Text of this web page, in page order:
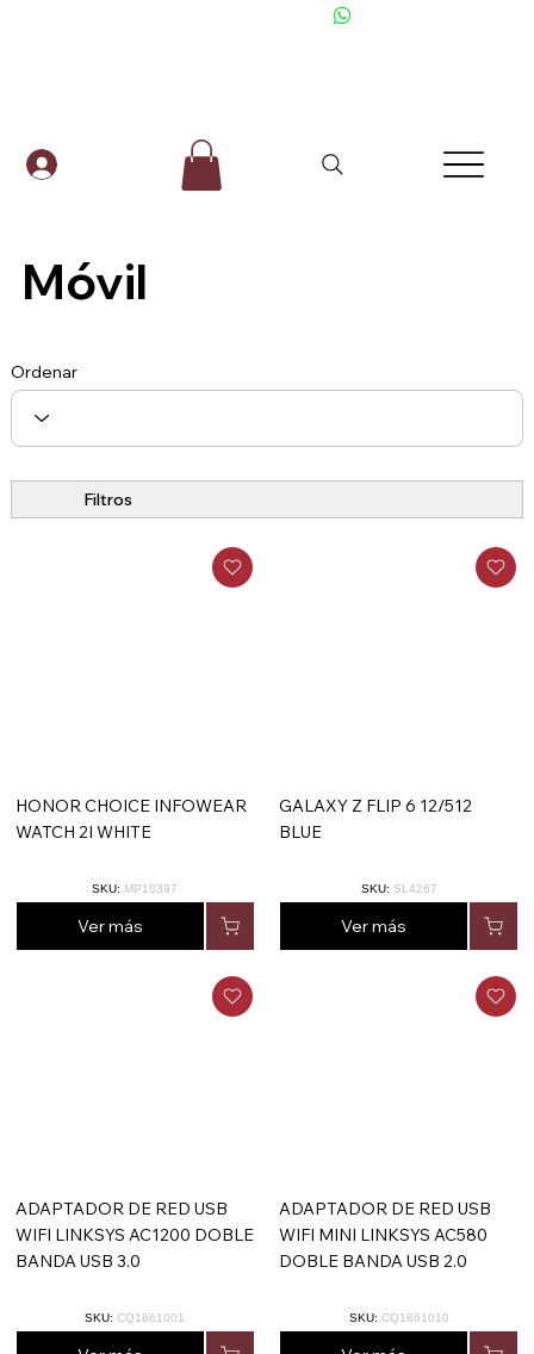
HONOR CHOICE INFOWEAR
WATCH 2I WHITE
Ver más
SKU: MP10397
GALAXY Z FLIP 6 12/512
BLUE
Ver más
SKU: SL4267
ADAPTADOR DE RED USB
WIFI LINKSYS AC1200 DOBLE
BANDA USB 3.0
SKU:CQ1861001
ADAPTADOR DE RED USB
WIFI MINI LINKSYS AC580
DOBLE BANDA USB 2.0
SKU: CQ1861010
Móvil
Filtros
Ordenar